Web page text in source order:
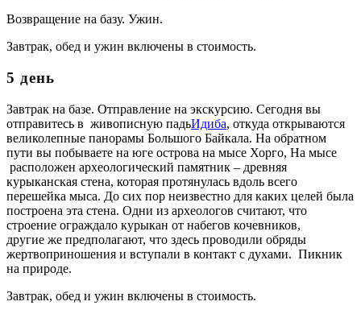
Возвращение на базу. Ужин.
Завтрак, обед и ужин включены в стоимость.
5 день
Завтрак на базе. Отправление на экскурсию. Сегодня вы
отправитесь в живописную падьИдиба, откуда открываются
великолепные панорамы Большого Байкала. На обратном
пути вы побываете на юге острова на мысе Хорго, На мысе
расположен археологический памятник – древняя
курыканская стена, которая протянулась вдоль всего
перешейка мыса. До сих пор неизвестно для каких целей была
построена эта стена. Одни из археологов считают, что
строение ограждало курыкан от набегов кочевников,
другие же предполагают, что здесь проводили обряды
жертвоприношения и вступали в контакт с духами. Пикник
на природе.
Завтрак, обед и ужин включены в стоимость.